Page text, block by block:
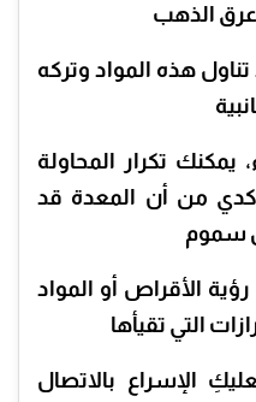
الذهب
هذه المواد وتركه
تكرار المحاولة
من أن المعدة قد
سموم
الأقراص أو المواد
التي تقيأها
الإسراع بالاتصال